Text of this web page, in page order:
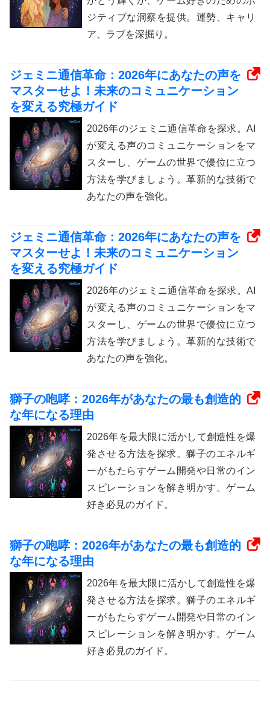
ジティブな洞察を提供。運勢、キャリ
ア、ラブを深掘り。
ジェミニ通信革命：2026年にあなたの声を
マスターせよ！未来のコミュニケーション
を変える究極ガイド
2026年のジェミニ通信革命を探求。AI
が変える声のコミュニケーションをマ
スターし、ゲームの世界で優位に立つ
方法を学びましょう。革新的な技術で
あなたの声を強化。
ジェミニ通信革命：2026年にあなたの声を
マスターせよ！未来のコミュニケーション
を変える究極ガイド
2026年のジェミニ通信革命を探求。AI
が変える声のコミュニケーションをマ
スターし、ゲームの世界で優位に立つ
方法を学びましょう。革新的な技術で
あなたの声を強化。
獅子の咆哮：2026年があなたの最も創造的
な年になる理由
2026年を最大限に活かして創造性を爆
発させる方法を探求。獅子のエネルギ
ーがもたらすゲーム開発や日常のイン
スピレーションを解き明かす。ゲーム
好き必見のガイド。
獅子の咆哮：2026年があなたの最も創造的
な年になる理由
2026年を最大限に活かして創造性を爆
発させる方法を探求。獅子のエネルギ
ーがもたらすゲーム開発や日常のイン
スピレーションを解き明かす。ゲーム
好き必見のガイド。